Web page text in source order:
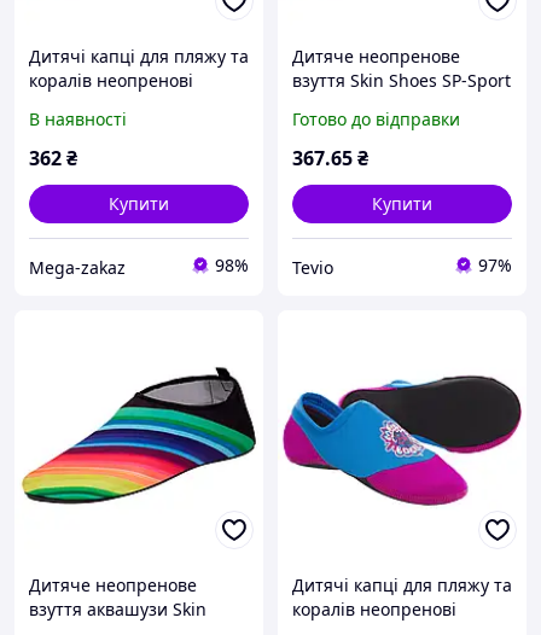
Дитячі капці для пляжу та
коралів неопренові
Sport 1814 розмір 28-29
В наявності
362₴
Купити
Mega-zakaz 98%
Дитяче неопренове
взуття Skin Shoes SP-Sport
для пляжу
Готово до відправки
367.65₴
Купити
Tevio 97%
Дитяче неопренове
взуття аквашузи Skin
Дитячі капці для пляжу та
коралів неопренові